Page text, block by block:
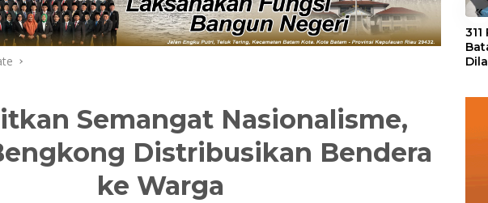
Semangat Nasionalisme,
Distribusikan Bendera
ke Warga
«